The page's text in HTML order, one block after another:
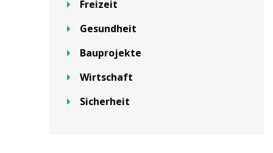
Freizeit
Gesundheit
Bauprojekte
Wirtschaft
Sicherheit